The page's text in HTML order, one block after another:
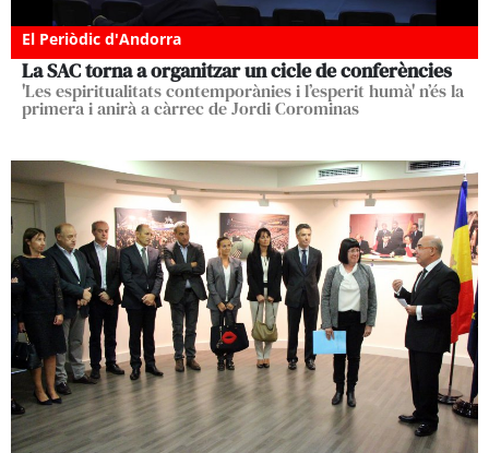
El Periòdic d'Andorra
La SAC torna a organitzar un cicle de conferències
'Les espiritualitats contemporànies i l’esperit humà' n’és la
primera i anirà a càrrec de Jordi Corominas